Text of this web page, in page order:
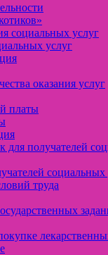
социальных услуг
услуг
оказания услуг
платы
для получателей
социальных
труда